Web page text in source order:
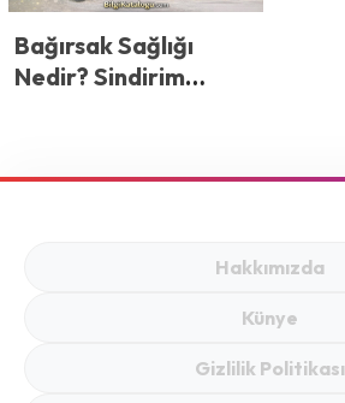
Bağırsak Sağlığı
Nedir? Sindirim
Alışkanlıklar
Hakkımızda
Künye
Gizlilik Politikası